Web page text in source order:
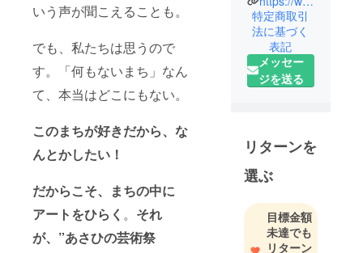
いう声が聞こえることも。
でも、私たちは思うので
す。「何もないまち」なん
て、本当はどこにもない。
このまちが好きだから、な
んとかしたい！
だからこそ、まちの中に
アートをひらく 。 それ
が、”あさひの芸術祭
年、中学高
校美術講
師、アート
プロデュー
サー、アー
げー）実行
委員会代
表。
特定商取引
法に基づく
表記
メッセー
ジを送る
リターンを
選ぶ
目標金額
未達でも
リターン